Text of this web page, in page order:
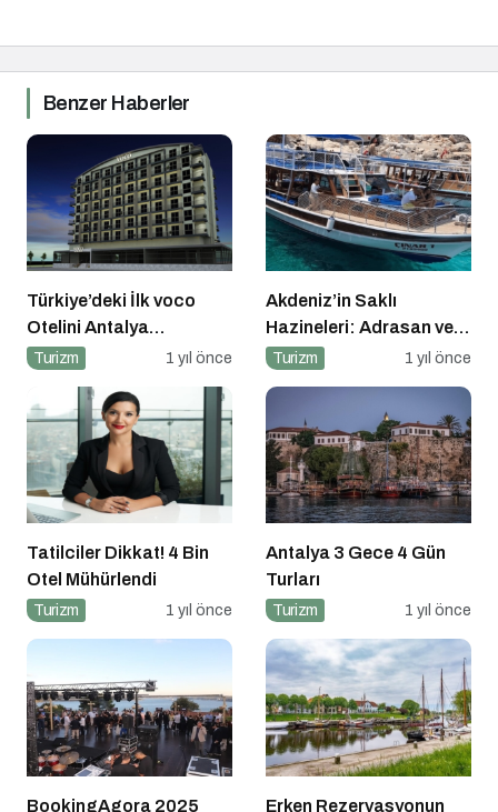
Benzer Haberler
Türkiye’deki İlk voco
Otelini Antalya
Konyaaltı’nda Açıyor
Turizm 1 yıl önce
Akdeniz’in Saklı
Hazineleri: Adrasan ve
Çevresi
Turizm 1 yıl önce
Tatilciler Dikkat! 4 Bin
Otel Mühürlendi
Turizm 1 yıl önce
Antalya 3 Gece 4 Gün
Turları
Turizm 1 yıl önce
BookingAgora 2025 Erken Rezervasyonun